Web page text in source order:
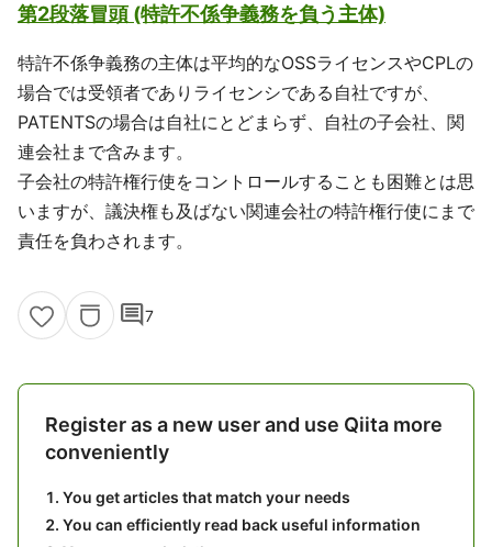
第2段落冒頭 (特許不係争義務を負う主体)
特許不係争義務の主体は平均的なOSSライセンスやCPLの
場合では受領者でありライセンシである自社ですが、
PATENTSの場合は自社にとどまらず、自社の子会社、関
連会社まで含みます。
子会社の特許権行使をコントロールすることも困難とは思
いますが、議決権も及ばない関連会社の特許権行使にまで
責任を負わされます。
comment7
Register as a new user and use Qiita more
conveniently
You get articles that match your needs
You can efficiently read back useful information